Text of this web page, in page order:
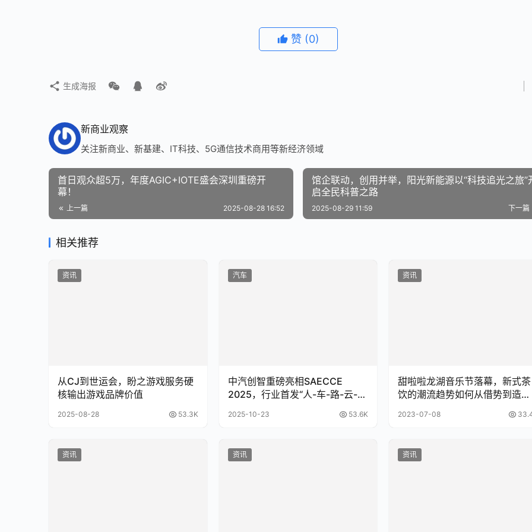
赞 (0)
生成海报
新商业观察
关注新商业、新基建、IT科技、5G通信技术商用等新经济领域
首日观众超5万，年度AGIC+IOTE盛会深圳重磅开
幕！
上一篇 2025-08-28 16:52
馆企联动，创用并举，阳光新能源以“科技追光之旅”
启全民科普之路
下一篇
2025-08-29 11:59
相关推荐
资讯
从CJ到世运会，盼之游戏服务硬
核输出游戏品牌价值
2025-08-28 53.3K
汽车
中汽创智重磅亮相SAECCE
2025，行业首发“人-车-路-云-
2025-10-23 53.6K
资讯
甜啦啦龙湖音乐节落幕，新式茶
饮的潮流趋势如何从借势到造
2023-07-08
资讯 资讯 资讯